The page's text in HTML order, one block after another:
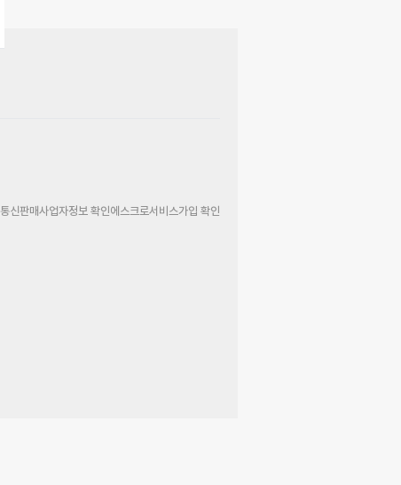
통신판매사업자정보 확인에스크로서비스가입 확인